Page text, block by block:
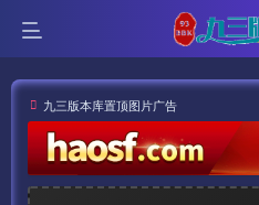
九三版本库置顶图片广告